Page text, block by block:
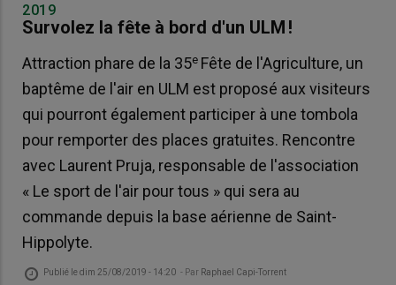
2019
Survolez la fête à bord d'un ULM !
Attraction phare de la 35e Fête de l'Agriculture, un
baptême de l'air en ULM est proposé aux visiteurs
qui pourront également participer à une tombola
pour remporter des places gratuites. Rencontre
avec Laurent Pruja, responsable de l'association
« Le sport de l'air pour tous » qui sera au
commande depuis la base aérienne de Saint-
Hippolyte.
Publié ledim 25/08/2019 - 14:20 - Par Raphael Capi-Torrent